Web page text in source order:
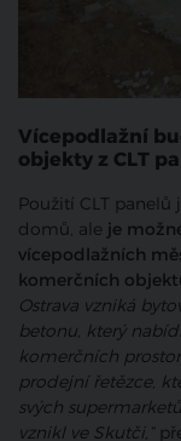
Vícepodlažní
objekty z CLT
Použití CLT
domů, ale je
vícepodlažních
komerčních
Ostrava vzniká
betonu, který
komerčních
prodejní řetězce,
svých
vznikl ve Skutči,“